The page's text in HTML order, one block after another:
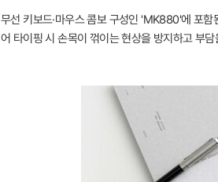
무선 키보드·마우스 콤보 구성인 'MK880'에 포
어 타이핑 시 손목이 꺾이는 현상을 방지하고 부